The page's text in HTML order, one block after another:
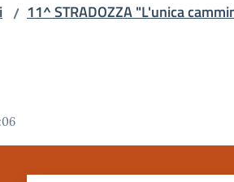
/ 11^ STRADOZZA "L'unica